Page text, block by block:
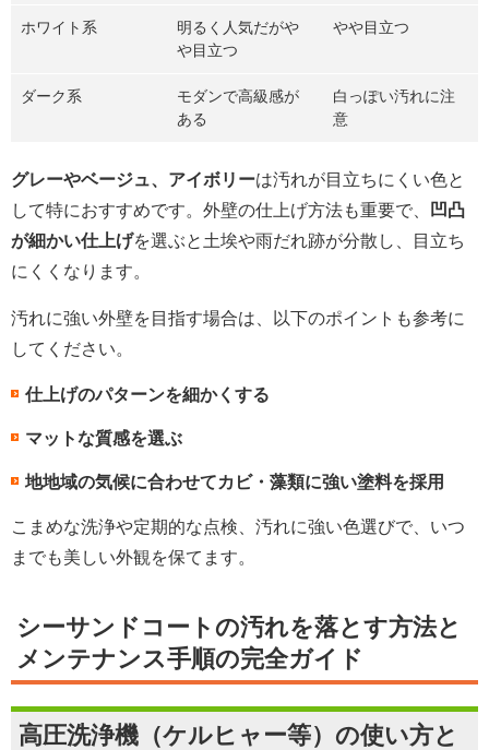
ホワイト系
明るく人気だがや
や目立つ
やや目立つ
ダーク系
モダンで高級感が
ある
白っぽい汚れに注
意
グレーやベージュ、アイボリーは汚れが目立ちにくい色と
して特におすすめです。外壁の仕上げ方法も重要で、
凹凸
が細かい仕上げを選ぶと土埃や雨だれ跡が分散し、目立ち
にくくなります。
汚れに強い外壁を目指す場合は、以下のポイントも参考に
してください。
仕上げのパターンを細かくする
マットな質感を選ぶ
地地域の気候に合わせてカビ・藻類に強い塗料を採用
こまめな洗浄や定期的な点検、汚れに強い色選びで、いつ
までも美しい外観を保てます。
シーサンドコートの汚れを落とす方法と
メンテナンス手順の完全ガイド
高圧洗浄機（ケルヒャー等）の使い方と